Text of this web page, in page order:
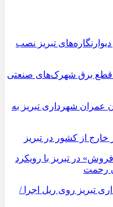
تبریز نصب
قطع برق شهرک‌های صنعتی
عمران شهرداری تبریز به
از کشور در تبریز
در تبریز با رویکرد
رحمت
تبریز روی ریل اجرا /